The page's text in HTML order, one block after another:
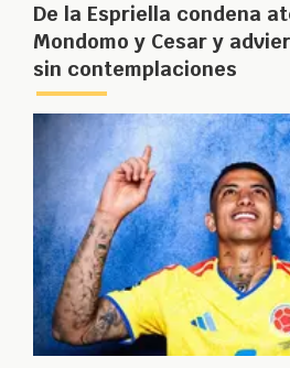
De la Espriella condena
Mondomo y Cesar y
sin contemplaciones